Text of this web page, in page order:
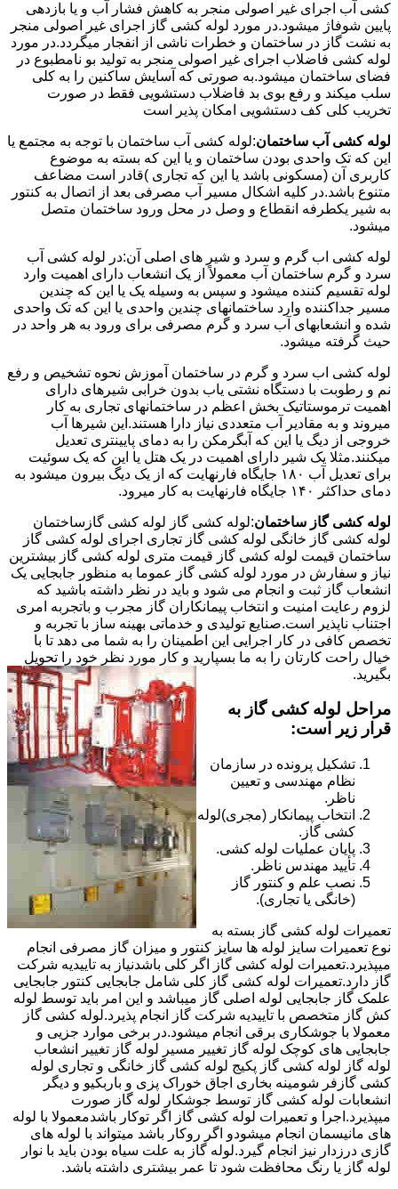
کشی آب اجرای غیر اصولی منجر به کاهش فشار آب و یا بازدهی
پایین شوفاژ میشود.در مورد لوله کشی گاز اجرای غیر اصولی منجر
به نشت گاز در ساختمان و خطرات ناشی از انفجار میگردد.در مورد
لوله کشی فاضلاب اجرای غیر اصولی منجر به تولید بو نامطبوع در
فضای ساختمان میشود.به صورتی که آسایش ساکنین را به کلی
سلب میکند و رفع بوی بد فاضلاب دستشویی فقط در صورت
تخریب کلی کف دستشویی امکان پذیر است
لوله کشی آب ساختمان:لوله کشی آب ساختمان با توجه به مجتمع یا
این که تک واحدی بودن ساختمان و یا این که بسته به موضوع
کاربری آن (مسکونی باشد یا این که تجاری )قادر است مضاعف
متنوع باشد.در کلیه اشکال مسیر آب مصرفی بعد از اتصال به کنتور
به شیر یکطرفه انقطاع و وصل در محل ورود ساختمان متصل
میشود.
لوله کشی اب گرم و سرد و شیر های اصلی آن:در لوله کشی آب
سرد و گرم ساختمان آب معمولاً از یک انشعاب دارای اهمیت وارد
لوله تقسیم کننده میشود و سپس به وسیله یک یا این که چندین
مسیر جداکننده وارد ساختمانهای چندین واحدی یا این که تک واحدی
شده و انشعابهای آب سرد و گرم مصرفی برای ورود به هر واحد در
حیث گرفته میشود.
لوله کشی اب سرد و گرم در ساختمان آموزش نحوه تشخیص و رفع
نم و رطوبت با دستگاه نشتی یاب بدون خرابی شیرهای دارای
اهمیت ترموستاتیک بخش اعظم در ساختمانهای تجاری به کار
میروند و به مقادیر آب متعددی نیاز دارا هستند.این شیرها آب
خروجی از دیگ یا این که آبگرمکن را به دمای پایینتری تعدیل
میکنند.مثلا یک شیر دارای اهمیت در یک هتل یا این که یک سوئیت
برای تعدیل آب ۱۸۰ جایگاه فارنهایت که از یک دیگ بیرون میشود به
دمای حداکثر ۱۴۰ جایگاه فارنهایت به کار میرود.
لوله کشی گاز ساختمان:لوله کشی گاز لوله کشی گازساختمان
لوله کشی گاز خانگی لوله کشی گاز تجاری اجرای لوله کشی گاز
ساختمان قیمت لوله کشی گاز قیمت متری لوله کشی گاز بیشترین
نیاز و سفارش در مورد لوله کشی گاز عموما به منظور جابجایی یک
انشعاب گاز ثبت و انجام می شود و باید در نظر داشته باشید که
لزوم رعایت امنیت و انتخاب پیمانکاران گاز مجرب و باتجربه امری
اجتناب ناپذیر است.صنایع تولیدی و خدماتی بهینه ساز با تجربه و
تخصص کافی در کار اجرایی این اطمینان را به شما می دهد تا با
خیال راحت کارتان را به ما بسپارید و کار مورد نظر خود را تحویل
بگیرید.
مراحل لوله کشی گاز به
قرار زیر است:
تشکیل پرونده در سازمان
نظام مهندسی و تعیین
ناظر.
انتخاب پیمانکار (مجری)لوله
کشی گاز.
پایان عملیات لوله کشی.
تأیید مهندس ناظر.
نصب علم و کنتور گاز
(خانگی یا تجاری).
تعمیرات لوله کشی گاز بسته به
نوع تعمیرات سایز لوله ها سایز کنتور و میزان گاز مصرفی انجام
میپذیرد.تعمیرات لوله کشی گاز اگر کلی باشدنیاز به تاییدیه شرکت
گاز دارد.تعمیرات لوله کشی گاز کلی شامل جابجایی کنتور جابجایی
علمک گاز جابجایی لوله اصلی گاز میباشد و این امر باید توسط لوله
کش گاز متخصص با تاییدیه شرکت گاز انجام پذیرد.لوله کشی گاز
معمولا با جوشکاری برقی انجام میشود.در برخی موارد جزیی و
جابجایی های کوچک لوله گاز تغییر مسیر لوله گاز تغییر انشعاب
لوله گاز لوله کشی گاز پکیج لوله کشی گاز خانگی و تجاری لوله
کشی گازفر شومینه بخاری اجاق خوراک پزی و باربکیو و دیگر
انشعابات لوله کشی گاز توسط جوشکار لوله گاز صورت
میپذیرد.اجرا و تعمیرات لوله کشی گاز اگر توکار باشدمعمولا با لوله
های مانیسمان انجام میشودو اگر روکار باشد میتواند با لوله های
گازی درزدار نیز انجام گیرد.لوله گاز به علت سیاه بودن باید با نوار
لوله گاز یا رنگ محافظت شود تا عمر بیشتری داشته باشد.